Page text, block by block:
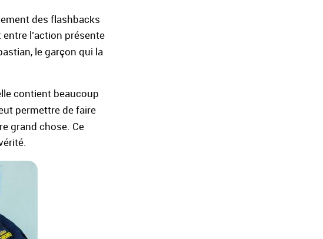
des flashbacks
l’action présente
le garçon qui la
contient beaucoup
permettre de faire
grand chose. Ce